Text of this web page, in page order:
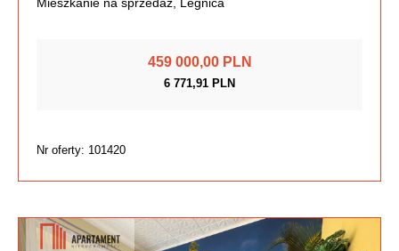
459 000,00 PLN
6 771,91 PLN
Nr oferty: 101420